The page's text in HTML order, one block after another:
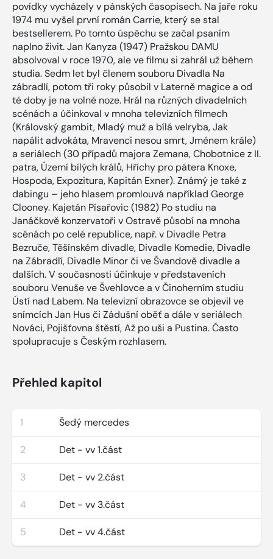
povídky vycházely v pánských časopisech. Na jaře roku
1974 mu vyšel první román Carrie, který se stal
bestsellerem. Po tomto úspěchu se začal psaním
naplno živit. Jan Kanyza (1947) Pražskou DAMU
absolvoval v roce 1970, ale ve filmu si zahrál už během
studia. Sedm let byl členem souboru Divadla Na
zábradlí, potom tři roky působil v Laterně magice a od
té doby je na volné noze. Hrál na různých divadelních
scénách a účinkoval v mnoha televizních filmech
(Královský gambit, Mladý muž a bílá velryba, Jak
napálit advokáta, Mravenci nesou smrt, Jménem krále)
a seriálech (30 případů majora Zemana, Chobotnice z II.
patra, Území bílých králů, Hříchy pro pátera Knoxe,
Hospoda, Expozitura, Kapitán Exner). Známý je také z
dabingu – jeho hlasem promlouvá například George
Clooney. Kajetán Písařovic (1982) Po studiu na
Janáčkově konzervatoři v Ostravě působí na mnoha
scénách po celé republice, např. v Divadle Petra
Bezruče, Těšínském divadle, Divadle Komedie, Divadle
na Zábradlí, Divadle Minor či ve Švandově divadle a
dalších. V současnosti účinkuje v představeních
souboru Venuše ve Švehlovce a v Činoherním studiu
Ústí nad Labem. Na televizní obrazovce se objevil ve
snímcích Jan Hus či Zádušní oběť a dále v seriálech
Nováci, Pojišťovna štěstí, Až po uši a Pustina. Často
spolupracuje s Českým rozhlasem.
Přehled kapitol
1 Šedý mercedes
2 Det - vv 1.část
3 Det - vv 2.část
4 Det - vv 3.část
5 Det - vv 4.část